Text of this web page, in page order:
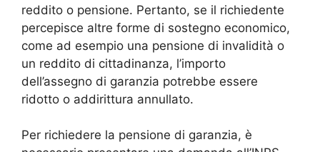
reddito o pensione. Pertanto, se il richiedente
percepisce altre forme di sostegno economico,
come ad esempio una pensione di invalidità o
un reddito di cittadinanza, l’importo
dell’assegno di garanzia potrebbe essere
ridotto o addirittura annullato.
Per richiedere la pensione di garanzia, è